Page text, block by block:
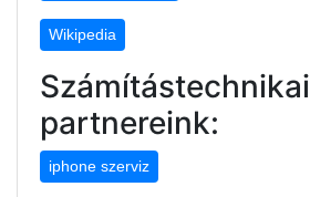
Wikipedia
Számítástechnikai
partnereink:
iphone szerviz